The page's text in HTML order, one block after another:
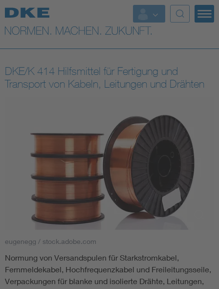
Top-Themen
VDE Fokusthemen
Digital Security
Health
Industry
Mobility
Smart Cities
DKE Fachinformationen im Kontext der Normung
DKE/K 414 Hilfsmittel für Fertigung und
Transport von Kabeln, Leitungen und Drähten
eugenegg / stock.adobe.com
Normung von Versandspulen für Starkstromkabel,
Fernmeldekabel, Hochfrequenzkabel und Freileitungsseile,
Verpackungen für blanke und isolierte Drähte, Leitungen,